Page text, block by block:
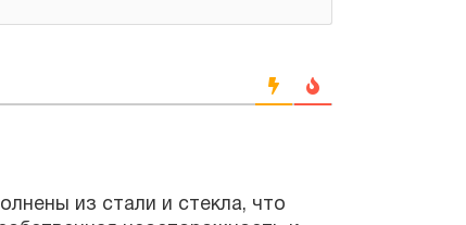
из стали и стекла, что
по которой
поможет избежать ряда